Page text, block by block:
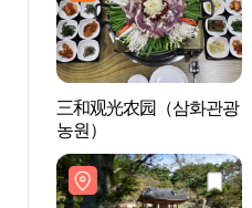
三和观光农园（삼화관광
농원）